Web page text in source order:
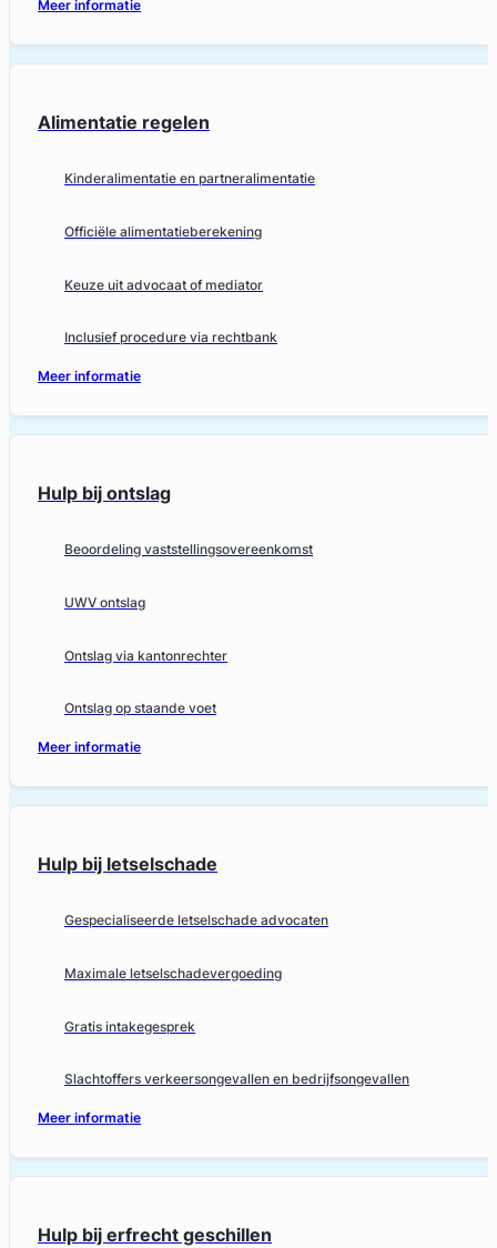
Meer informatie
Alimentatie regelen
Kinderalimentatie en partneralimentatie
Officiële alimentatieberekening
Keuze uit advocaat of mediator
Inclusief procedure via rechtbank
Meer informatie
Hulp bij ontslag
Beoordeling vaststellingsovereenkomst
UWV ontslag
Ontslag via kantonrechter
Ontslag op staande voet
Meer informatie
Hulp bij letselschade
Gespecialiseerde letselschade advocaten
Maximale letselschadevergoeding
Gratis intakegesprek
Slachtoffers verkeersongevallen en bedrijfsongevallen
Meer informatie
Hulp bij erfrecht geschillen